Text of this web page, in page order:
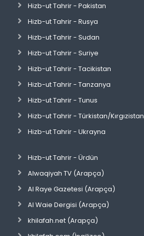
Hizb-ut Tahrir - Pakistan
Hizb-ut Tahrir - Rusya
Hizb-ut Tahrir - Sudan
Hizb-ut Tahrir - Suriye
Hizb-ut Tahrir - Tacikistan
Hizb-ut Tahrir - Tanzanya
Hizb-ut Tahrir - Tunus
Hizb-ut Tahrir - Türkistan/Kırgızistan
Hizb-ut Tahrir - Ukrayna
Hizb-ut Tahrir - Ürdün
Alwaqiyah TV (Arapça)
Al Raye Gazetesi (Arapça)
Al Waie Dergisi (Arapça)
khilafah.net (Arapça)